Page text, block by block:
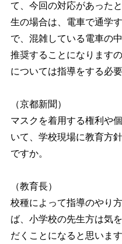
て、今回の対応があった
生の場合は、電車で通学
で、混雑している電車の
推奨することになります
については指導をする必
（京都新聞）
マスクを着用する権利や
いて、学校現場に教育方
ですか。
（教育長）
校種によって指導のやり
ば、小学校の先生方は気
だくことになると思いま